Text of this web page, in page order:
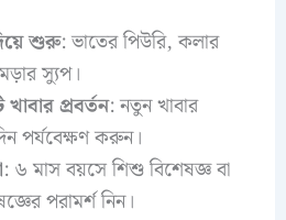
শুরু: ভাতের পিউরি, কলার
স্যুপ।
প্রবর্তন: নতুন খাবার
পর্যবেক্ষণ করুন।
: ৬ মাস বয়সে শিশু বিশেষজ্ঞ বা
পরামর্শ নিন।